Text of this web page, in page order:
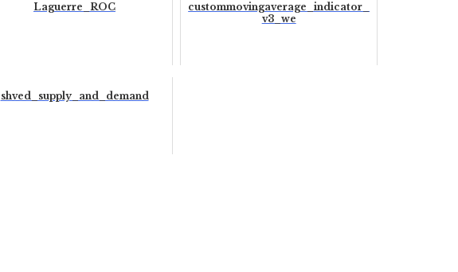
Laguerre_ROC
custommovingaverage_indicator_
v3_we
shved_supply_and_demand